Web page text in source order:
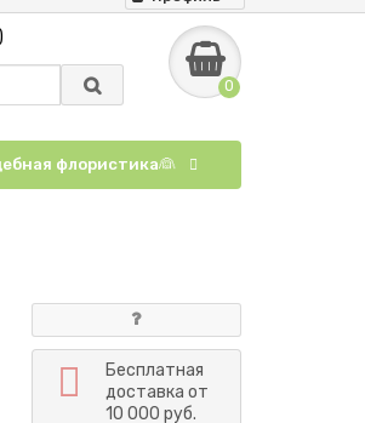
0
флористика👰
Бесплатная
доставка от
10 000 руб.